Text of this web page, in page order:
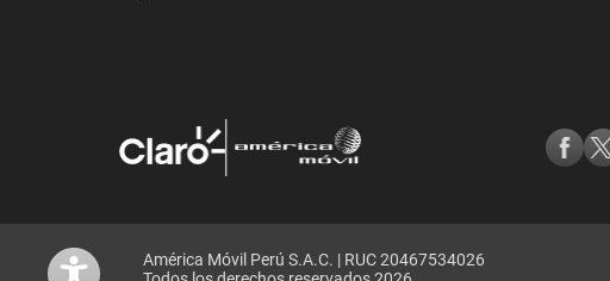
América Móvil Perú S.A.C. | RUC 20467534026